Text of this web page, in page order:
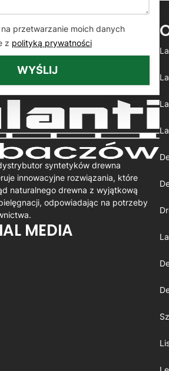
przetwarzanie moich danych
z polityką prywatności
WYŚLIJ
syntetyków drewna
innowacyjne rozwiązania, które
naturalnego drewna z wyjątkową
odpowiadając na potrzeby
MEDIA